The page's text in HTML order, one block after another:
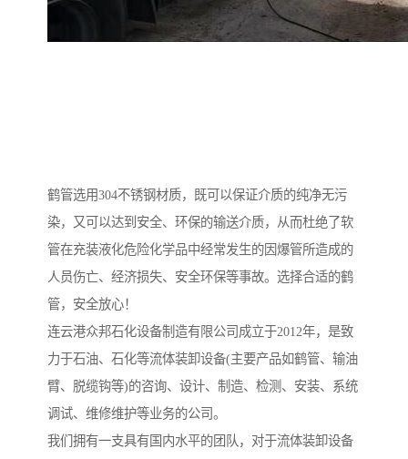
鹤管选用304不锈钢材质，既可以保证介质的纯净无污
染，又可以达到安全、环保的输送介质，从而杜绝了软
管在充装液化危险化学品中经常发生的因爆管所造成的
人员伤亡、经济损失、安全环保等事故。选择合适的鹤
管，安全放心！
连云港众邦石化设备制造有限公司成立于2012年，是致
力于石油、石化等流体装卸设备(主要产品如鹤管、输油
臂、脱缆钩等)的咨询、设计、制造、检测、安装、系统
调试、维修维护等业务的公司。
我们拥有一支具有国内水平的团队，对于流体装卸设备